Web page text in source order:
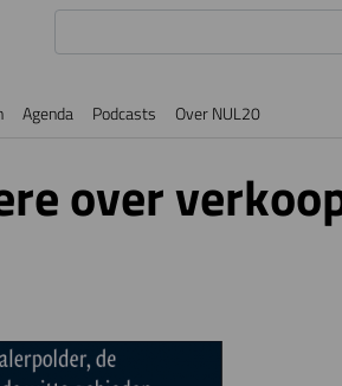
Agenda Podcasts Over NUL20
over